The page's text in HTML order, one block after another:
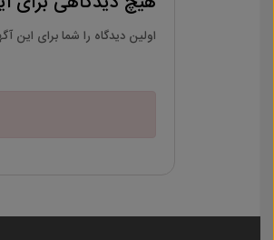
اولین دیدگاه را شما برای این